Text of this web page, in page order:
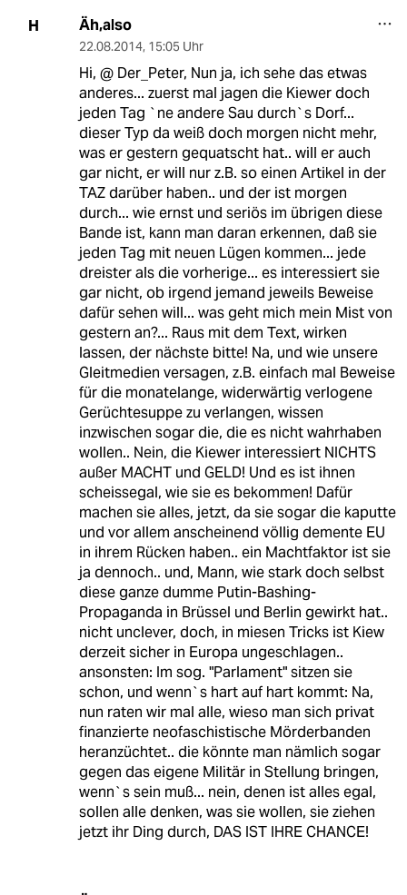
H Äh,also
22.08.2014, 15:05 Uhr
Hi, @ Der_Peter, Nun ja, ich sehe das etwas
anderes... zuerst mal jagen die Kiewer doch
jeden Tag `ne andere Sau durch`s Dorf...
dieser Typ da weiß doch morgen nicht mehr,
was er gestern gequatscht hat.. will er auch
gar nicht, er will nur z.B. so einen Artikel in der
TAZ darüber haben.. und der ist morgen
durch... wie ernst und seriös im übrigen diese
Bande ist, kann man daran erkennen, daß sie
jeden Tag mit neuen Lügen kommen... jede
dreister als die vorherige... es interessiert sie
gar nicht, ob irgend jemand jeweils Beweise
dafür sehen will... was geht mich mein Mist von
gestern an?... Raus mit dem Text, wirken
lassen, der nächste bitte! Na, und wie unsere
Gleitmedien versagen, z.B. einfach mal Beweise
für die monatelange, widerwärtig verlogene
Gerüchtesuppe zu verlangen, wissen
inzwischen sogar die, die es nicht wahrhaben
wollen.. Nein, die Kiewer interessiert NICHTS
außer MACHT und GELD! Und es ist ihnen
scheissegal, wie sie es bekommen! Dafür
machen sie alles, jetzt, da sie sogar die kaputte
und vor allem anscheinend völlig demente EU
in ihrem Rücken haben.. ein Machtfaktor ist sie
ja dennoch.. und, Mann, wie stark doch selbst
diese ganze dumme Putin-Bashing-
Propaganda in Brüssel und Berlin gewirkt hat..
nicht unclever, doch, in miesen Tricks ist Kiew
derzeit sicher in Europa ungeschlagen..
ansonsten: Im sog. "Parlament" sitzen sie
schon, und wenn`s hart auf hart kommt: Na,
nun raten wir mal alle, wieso man sich privat
finanzierte neofaschistische Mörderbanden
heranzüchtet.. die könnte man nämlich sogar
gegen das eigene Militär in Stellung bringen,
wenn`s sein muß... nein, denen ist alles egal,
sollen alle denken, was sie wollen, sie ziehen
jetzt ihr Ding durch, DAS IST IHRE CHANCE!